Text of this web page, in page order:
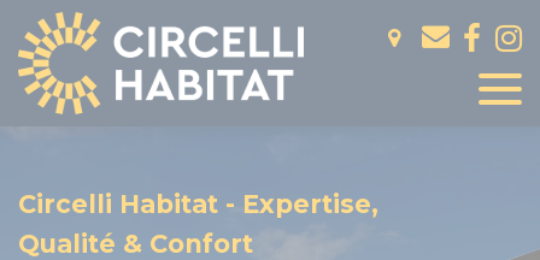
Circelli Habitat - Expertise,
Qualité & Confort
Panneau de gestion des cookies